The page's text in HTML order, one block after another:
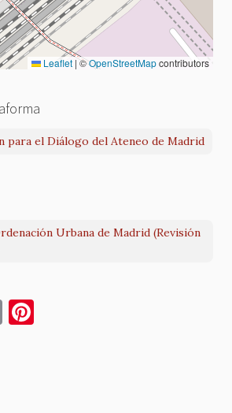
Leaflet |©OpenStreetMapcontributors
para el Diálogo del Ateneo de Madrid
Urbana de Madrid (Revisión
E
m